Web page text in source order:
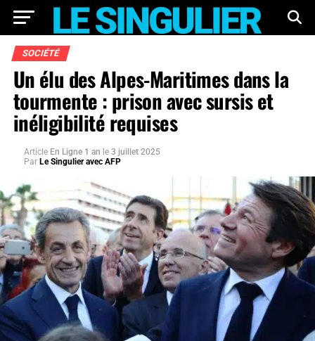
SOCIÉTÉ
Un élu des Alpes-Maritimes dans la
tourmente : prison avec sursis et
inéligibilité requises
Article En Ligne 1 an le 3 juillet 2025
Par Le Singulier avec AFP